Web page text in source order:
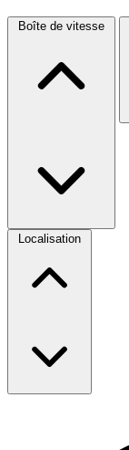
Boîte de vitesse
Localisation